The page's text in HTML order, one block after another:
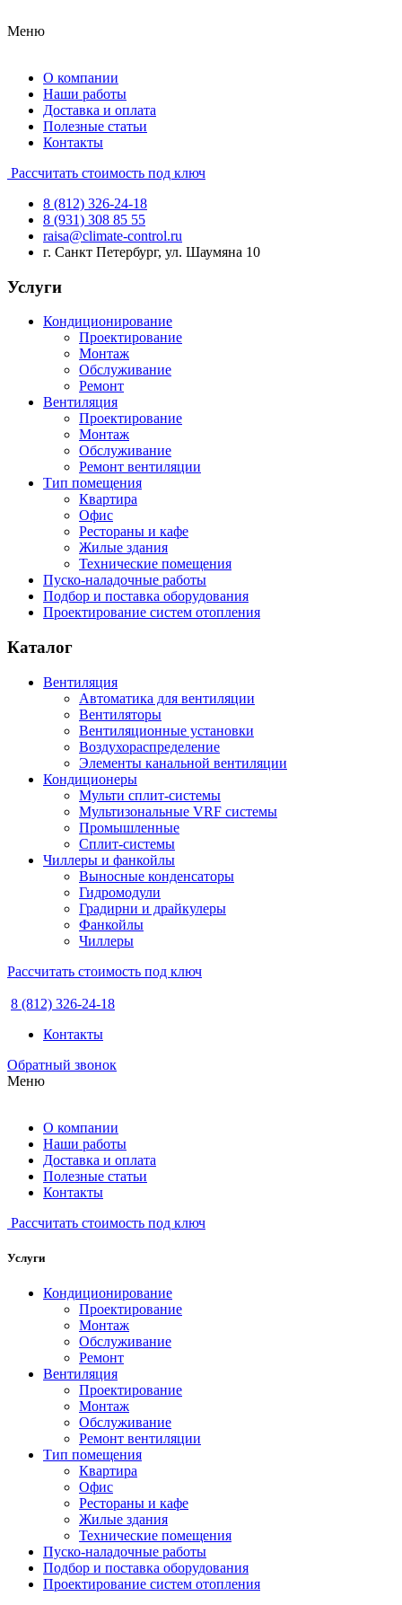
Меню
О компании
Наши работы
Доставка и оплата
Полезные статьи
Контакты
Рассчитать стоимость под ключ
8 (812) 326-24-18
8 (931) 308 85 55
raisa@climate-control.ru
г. Санкт Петербург, ул. Шаумяна 10
Услуги
Кондиционирование
Проектирование
Монтаж
Обслуживание
Ремонт
Вентиляция
Проектирование
Монтаж
Обслуживание
Ремонт вентиляции
Тип помещения
Квартира
Офис
Рестораны и кафе
Жилые здания
Технические помещения
Пуско-наладочные работы
Подбор и поставка оборудования
Проектирование систем отопления
Каталог
Вентиляция
Автоматика для вентиляции
Вентиляторы
Вентиляционные установки
Воздухораспределение
Элементы канальной вентиляции
Кондиционеры
Мульти сплит-системы
Мультизональные VRF системы
Промышленные
Сплит-системы
Чиллеры и фанкойлы
Выносные конденсаторы
Гидромодули
Градирни и драйкулеры
Фанкойлы
Чиллеры
Рассчитать стоимость под ключ
8 (812) 326-24-18
Контакты
Обратный звонок
Меню
О компании
Наши работы
Доставка и оплата
Полезные статьи
Контакты
Рассчитать стоимость под ключ
Услуги
Кондиционирование
Проектирование
Монтаж
Обслуживание
Ремонт
Вентиляция
Проектирование
Монтаж
Обслуживание
Ремонт вентиляции
Тип помещения
Квартира
Офис
Рестораны и кафе
Жилые здания
Технические помещения
Пуско-наладочные работы
Подбор и поставка оборудования
Проектирование систем отопления